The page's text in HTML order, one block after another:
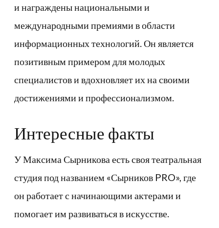
и награждены национальными и
международными премиями в области
информационных технологий. Он является
позитивным примером для молодых
специалистов и вдохновляет их на своими
достижениями и профессионализмом.
Интересные факты
У Максима Сырникова есть своя театральная
студия под названием «Сырников PRO», где
он работает с начинающими актерами и
помогает им развиваться в искусстве.